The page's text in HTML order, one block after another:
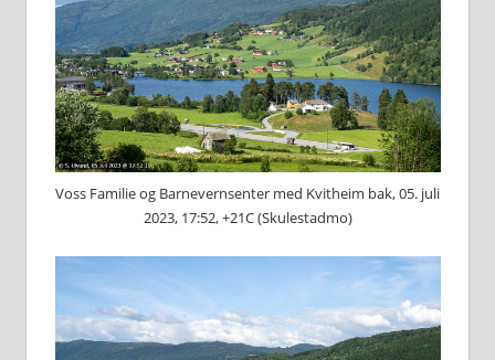
Voss Familie og Barnevernsenter med Kvitheim bak, 05. juli
2023, 17:52, +21C (Skulestadmo)